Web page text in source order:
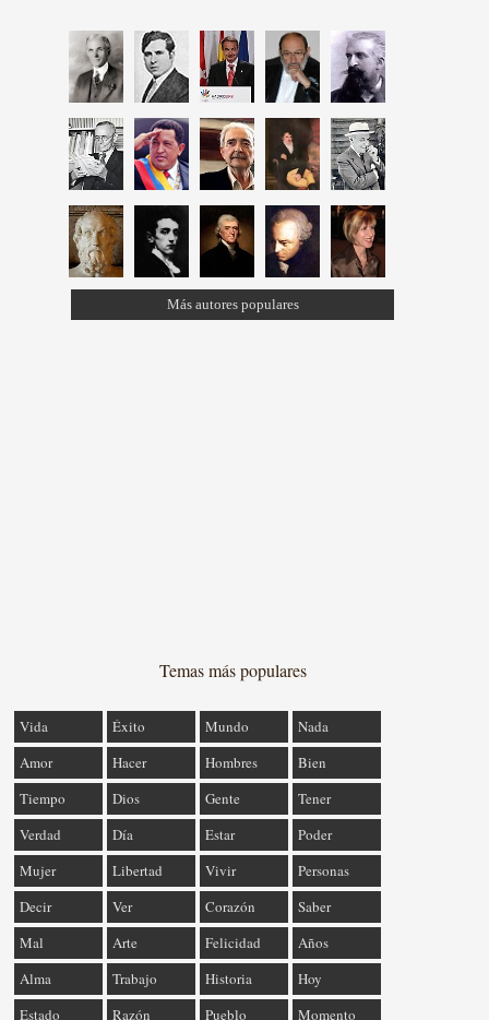
Más autores populares
Temas más populares
Vida Éxito Mundo
Nada
Amor
Hacer Hombres
Bien
Tiempo
Dios Gente
Tener
Verdad
Día Estar
Poder
Mujer
Libertad Vivir
Personas
Decir
Ver Corazón
Saber
Mal
Arte Felicidad
Años
Alma
Trabajo Historia
Hoy
Estado
Razón Pueblo Momento